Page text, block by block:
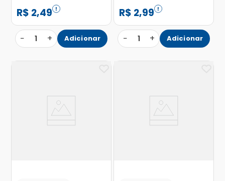
R$ 2,49
− 1 + Adicionar
R$ 2,99
− 1 + Adicionar